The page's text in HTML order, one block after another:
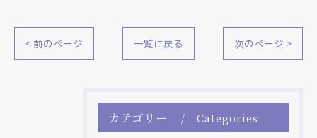
< 前のページ 一覧に戻る 次のページ >
カテゴリー Categories